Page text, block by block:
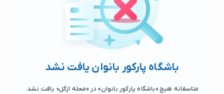
باشگاه پارکور بانوان یافت نشد
متاسفانه هیچ «باشگاه پارکور بانوان» در «محله ازگل» یافت نشد.